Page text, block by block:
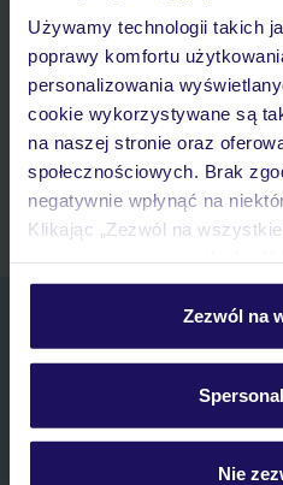
Używamy technologii takich
poprawy komfortu
personalizowania
cookie wykorzystywane są
na naszej stronie oraz
społecznościowych. Brak
negatywnie wpłynąć na
Klikając „Zezwól na
personalizować swój wybór
Szczegółowe informacje o
Zezwól na
Nie
Pobierz bezpłatną
Szybkie wyszukiwanie i
Lista ulubionych ofert i
Historia wyszukiwań i
Kontakt z TUI i wszystkie
myTUI
Zapisz się do
IMIĘ*
E-MAIL*